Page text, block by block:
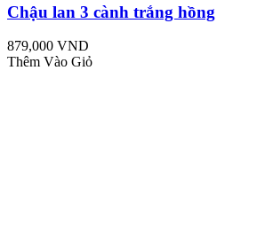
Chậu lan 3 cành trắng hồng
879,000 VND
Thêm Vào Giỏ